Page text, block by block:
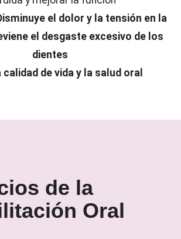
el dolor y la tensión en la
el desgaste excesivo de los
dientes
calidad de vida y la salud oral
de la
Oral